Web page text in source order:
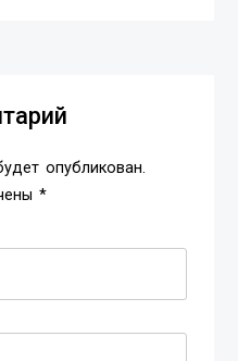
опубликован.
*